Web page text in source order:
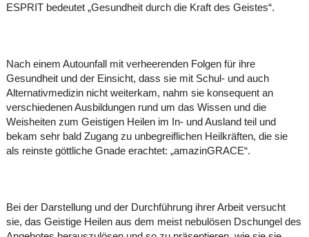
ESPRIT bedeutet „Gesundheit durch die Kraft des Geistes“.
Nach einem Autounfall mit verheerenden Folgen für ihre
Gesundheit und der Einsicht, dass sie mit Schul- und auch
Alternativmedizin nicht weiterkam, nahm sie konsequent an
verschiedenen Ausbildungen rund um das Wissen und die
Weisheiten zum Geistigen Heilen im In- und Ausland teil und
bekam sehr bald Zugang zu unbegreiflichen Heilkräften, die sie
als reinste göttliche Gnade erachtet: „amazinGRACE“.
Bei der Darstellung und der Durchführung ihrer Arbeit versucht
sie, das Geistige Heilen aus dem meist nebulösen Dschungel des